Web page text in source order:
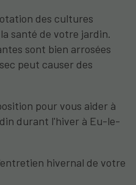
des cultures
santé de votre jardin.
sont bien arrosées
peut causer des
pour vous aider à
durant l'hiver à Eu-le-
hivernal de votre